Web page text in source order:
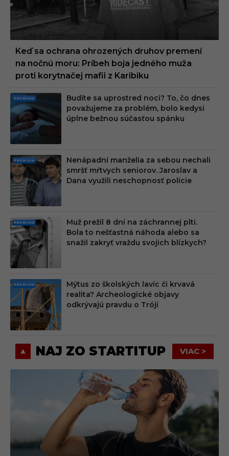
Keď sa ochrana ohrozených druhov premení
na nočnú moru: Príbeh boja jedného muža
proti korytnačej mafii z Karibiku
PRE
MIU
M
Budíte sa uprostred noci? To, čo dnes
považujeme za problém, bolo kedysi
úplne bežnou súčasťou spánku
PRE
MIU
M
Nenápadní manželia za sebou nechali
smršť mŕtvych seniorov. Jaroslav a
Dana využili neschopnosť polície
PRE
MIU
M
Muž prežil 8 dní na záchrannej plti.
Bola to nešťastná náhoda alebo sa
snažil zakryť vraždu svojich blízkych?
PRE
MIU
M
Mýtus zo školských lavíc či krvavá
realita? Archeologické objavy
odkrývajú pravdu o Tróji
NAJ ZO STARTITUP VIAC >